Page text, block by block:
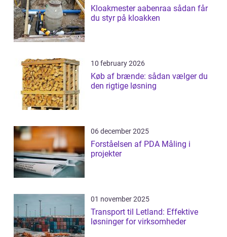
Kloakmester aabenraa sådan får
du styr på kloakken
10 february 2026
Køb af brænde: sådan vælger du
den rigtige løsning
06 december 2025
Forståelsen af PDA Måling i
projekter
01 november 2025
Transport til Letland: Effektive
løsninger for virksomheder